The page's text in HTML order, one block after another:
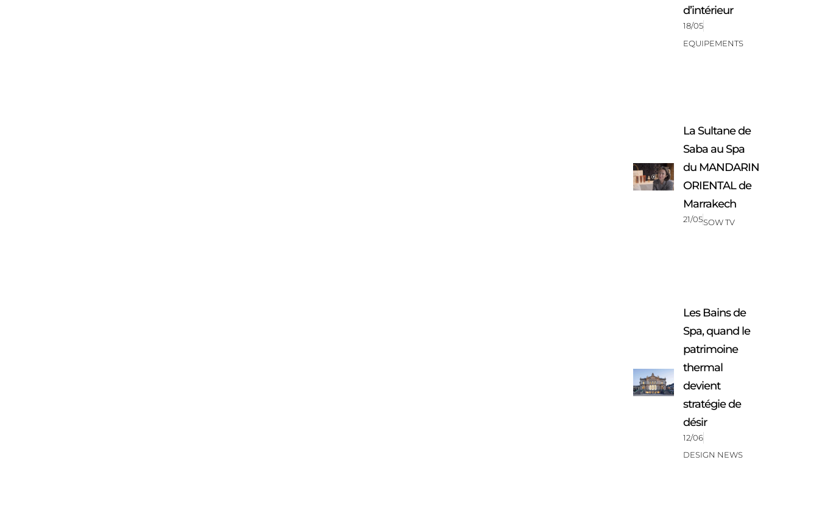
d’intérieur
18/05
EQUIPEMENTS
La Sultane de
Saba au Spa
du MANDARIN
ORIENTAL de
Marrakech
21/05SOW TV
Les Bains de
Spa, quand le
patrimoine
thermal
devient
stratégie de
désir
12/06
DESIGN NEWS